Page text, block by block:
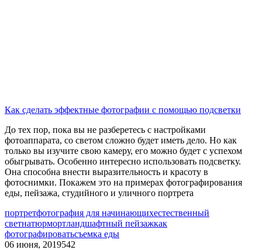
Как сделать эффектные фотографии с помощью подсветки
До тех пор, пока вы не разберетесь с настройками
фотоаппарата, со светом сложно будет иметь дело. Но как
только вы изучите свою камеру, его можно будет с успехом
обыгрывать. Особенно интересно использовать подсветку.
Она способна внести выразительность и красоту в
фотоснимки. Покажем это на примерах фотографирования
еды, пейзажа, студийного и уличного портрета
портретфотография для начинающихестественный
светнатюрмортландшафтный пейзажкак
фотографироватьсъемка еды
06 июня, 2019542